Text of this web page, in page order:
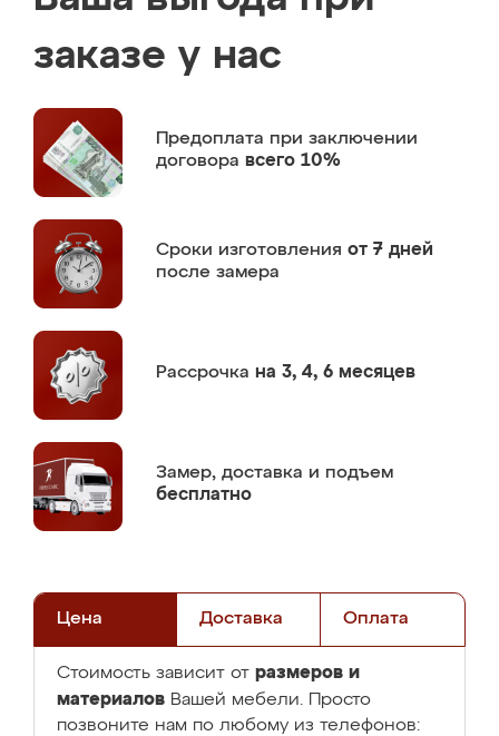
заказе у нас
Предоплата при заключении
договора всего 10%
Сроки изготовления от 7 дней
после замера
Рассрочка на 3, 4, 6 месяцев
Замер, доставка и подъем
бесплатно
Цена Доставка Оплата
Стоимость зависит от размеров и
материалов Вашей мебели. Просто
позвоните нам по любому из телефонов: